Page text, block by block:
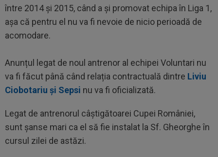
între 2014 și 2015, când a și promovat echipa în Liga 1,
așa că pentru el nu va fi nevoie de nicio perioadă de
acomodare.
Anunțul legat de noul antrenor al echipei Voluntari nu
va fi făcut până când relația contractuală dintre Liviu
Ciobotariu și Sepsi nu va fi oficializată.
Legat de antrenorul câștigătoarei Cupei României,
sunt șanse mari ca el să fie instalat la Sf. Gheorghe în
cursul zilei de astăzi.